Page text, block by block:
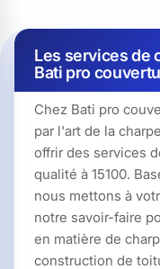
Les services de
Bati pro
Chez Bati pro
par l'art de la
offrir des services
qualité à 15100.
nous mettons à
notre savoir-faire
en matière de
construction de